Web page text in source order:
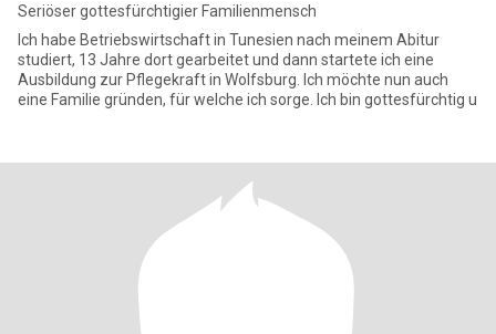
Seriöser gottesfürchtigier Familienmensch
Ich habe Betriebswirtschaft in Tunesien nach meinem Abitur
studiert, 13 Jahre dort gearbeitet und dann startete ich eine
Ausbildung zur Pflegekraft in Wolfsburg. Ich möchte nun auch
eine Familie gründen, für welche ich sorge. Ich bin gottesfürchtig u